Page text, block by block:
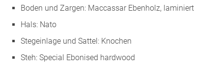
Boden und Zargen: Maccassar Ebenholz, laminiert
Hals: Nato
Stegeinlage und Sattel: Knochen
Steh: Special Ebonised hardwood